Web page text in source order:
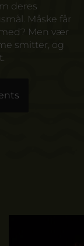
deres
Måske får
Men vær
smitter, og